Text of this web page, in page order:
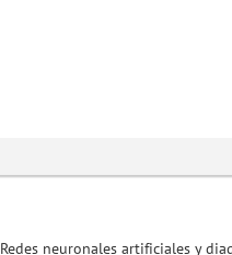
Redes neuronales artificiales y